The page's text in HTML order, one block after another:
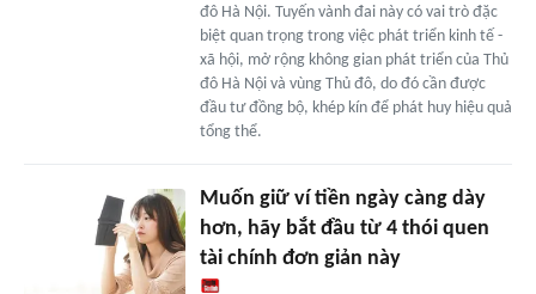
đô Hà Nội. Tuyến vành đai này có vai trò đặc
biệt quan trọng trong việc phát triển kinh tế -
xã hội, mở rộng không gian phát triển của Thủ
đô Hà Nội và vùng Thủ đô, do đó cần được
đầu tư đồng bộ, khép kín để phát huy hiệu quả
tổng thể.
Muốn giữ ví tiền ngày càng dày
hơn, hãy bắt đầu từ 4 thói quen
tài chính đơn giản này